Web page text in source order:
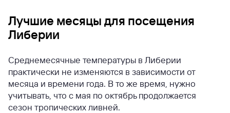
Лучшие месяцы для посещения
Либерии
Среднемесячные температуры в Либерии
практически не изменяются в зависимости от
месяца и времени года. В то же время, нужно
учитывать, что с мая по октябрь продолжается
сезон тропических ливней.